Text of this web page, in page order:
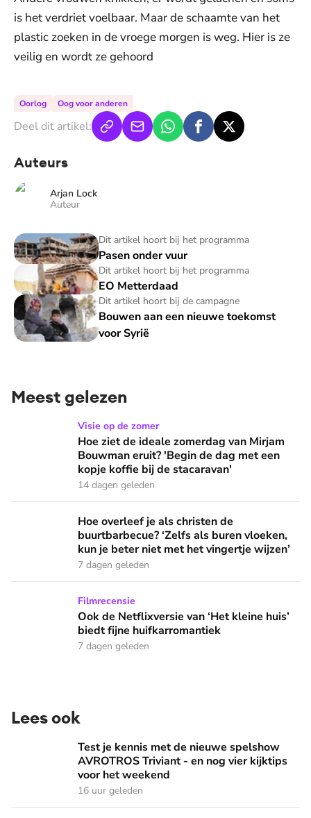
is het verdriet voelbaar. Maar de schaamte van het
plastic zoeken in de vroege morgen is weg. Hier is ze
veilig en wordt ze gehoord
Oorlog Oog voor anderen
Deel dit artikel:
Auteurs
Arjan Lock
Auteur
Dit artikel hoort bij het programma
Pasen onder vuur
Pasen onder vuur
Dit artikel hoort bij het programma
EO Metterdaad
EO Metterdaad
Dit artikel hoort bij de campagne
Bouwen aan een nieuwe toekomst
voor Syrië
Bouwen aan een nieuwe toekomst voor Syrië
Meest gelezen
Hoe ziet de ideale zomerdag van Mirjam Bouwman eruit?
Visie op de zomer
Hoe ziet de ideale zomerdag van Mirjam
Bouwman eruit? 'Begin de dag met een
kopje koffie bij de stacaravan'
14 dagen geleden
Hoe overleef je als christen de buurtbarbecue? ‘Zelfs als
Hoe overleef je als christen de
buurtbarbecue? ‘Zelfs als buren vloeken,
kun je beter niet met het vingertje wijzen’
7 dagen geleden
Ook de Netflixversie van ‘Het kleine huis’ biedt fijne
Filmrecensie
Ook de Netflixversie van ‘Het kleine huis’
biedt fijne huifkarromantiek
7 dagen geleden
Lees ook
Test je kennis met de nieuwe spelshow AVROTROS
Test je kennis met de nieuwe spelshow
AVROTROS Triviant - en nog vier kijktips
voor het weekend
16 uur geleden